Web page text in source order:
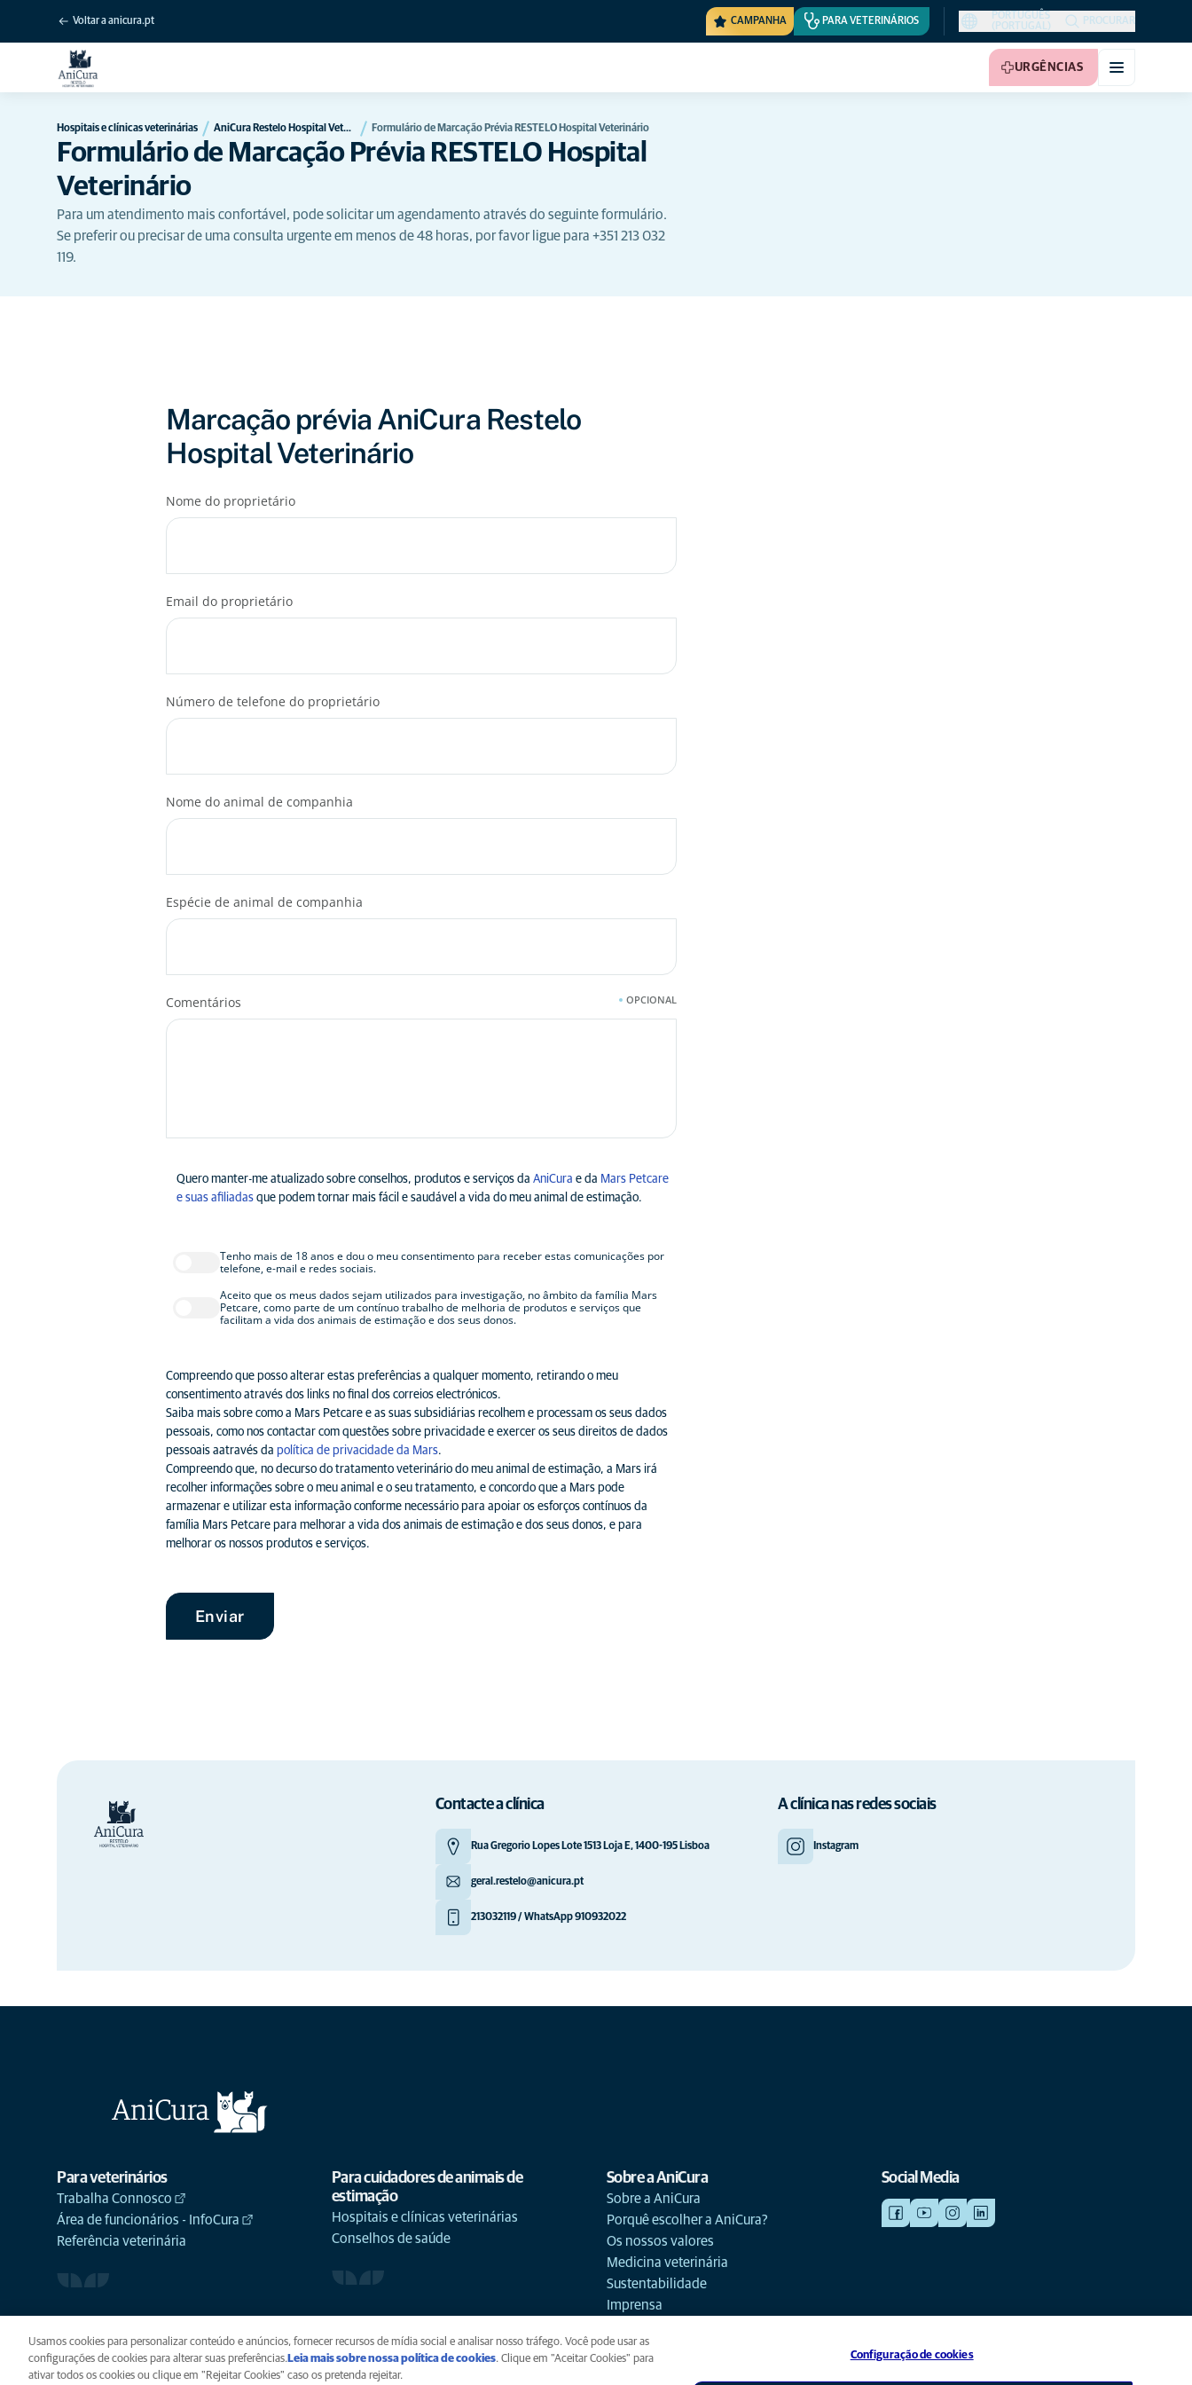
Voltar a anicura.pt CAMPANHA PARA VETERINÁRIOS
PORTUGUÊS
(PORTUGAL)
PROCURAR
URGÊNCIAS
Hospitais e clínicas veterinárias AniCura Restelo Hospital Veterinário Formulário de Marcação Prévia RESTELO Hospital Veterinário
Formulário de Marcação Prévia RESTELO Hospital
Veterinário
Para um atendimento mais confortável, pode solicitar um agendamento através do seguinte formulário.
Se preferir ou precisar de uma consulta urgente em menos de 48 horas, por favor ligue para +351 213 032
119.
Marcação prévia AniCura Restelo
Hospital Veterinário
Nome do proprietário
Email do proprietário
Número de telefone do proprietário
Nome do animal de companhia
Espécie de animal de companhia
Comentários OPCIONAL
Quero manter-me atualizado sobre conselhos, produtos e serviços da AniCura e da Mars Petcare
e suas afiliadasque podem tornar mais fácil e saudável a vida do meu animal de estimação.
Tenho mais de 18 anos e dou o meu consentimento para receber estas comunicações por
telefone, e-mail e redes sociais.
Aceito que os meus dados sejam utilizados para investigação, no âmbito da família Mars
Petcare, como parte de um contínuo trabalho de melhoria de produtos e serviços que
facilitam a vida dos animais de estimação e dos seus donos.
Compreendo que posso alterar estas preferências a qualquer momento, retirando o meu
consentimento através dos links no final dos correios electrónicos.
Saiba mais sobre como a Mars Petcare e as suas subsidiárias recolhem e processam os seus dados
pessoais, como nos contactar com questões sobre privacidade e exercer os seus direitos de dados
pessoais aatravés da política de privacidade da Mars.
Compreendo que, no decurso do tratamento veterinário do meu animal de estimação, a Mars irá
recolher informações sobre o meu animal e o seu tratamento, e concordo que a Mars pode
armazenar e utilizar esta informação conforme necessário para apoiar os esforços contínuos da
família Mars Petcare para melhorar a vida dos animais de estimação e dos seus donos, e para
melhorar os nossos produtos e serviços.
Enviar
Contacte a clínica
Rua Gregorio Lopes Lote 1513 Loja E, 1400-195 Lisboa
geral.restelo@anicura.pt
213032119 / WhatsApp 910932022
A clínica nas redes sociais
Instagram
Para veterinários
Trabalha Connosco
Área de funcionários - InfoCura
Referência veterinária
Para cuidadores de animais de
estimação
Hospitais e clínicas veterinárias
Conselhos de saúde
Sobre a AniCura
Sobre a AniCura
Porquê escolher a AniCura?
Os nossos valores
Medicina veterinária
Sustentabilidade
Imprensa
Social Media
Usamos cookies para personalizar conteúdo e anúncios, fornecer recursos de mídia social e analisar nosso tráfego. Você pode usar as
configurações de cookies para alterar suas preferências. Leia mais sobre nossa política de cookies(opens in a new tab)
. Clique em "Aceitar Cookies" para
ativar todos os cookies ou clique em "Rejeitar Cookies" caso os pretenda rejeitar.
Configuração de cookies